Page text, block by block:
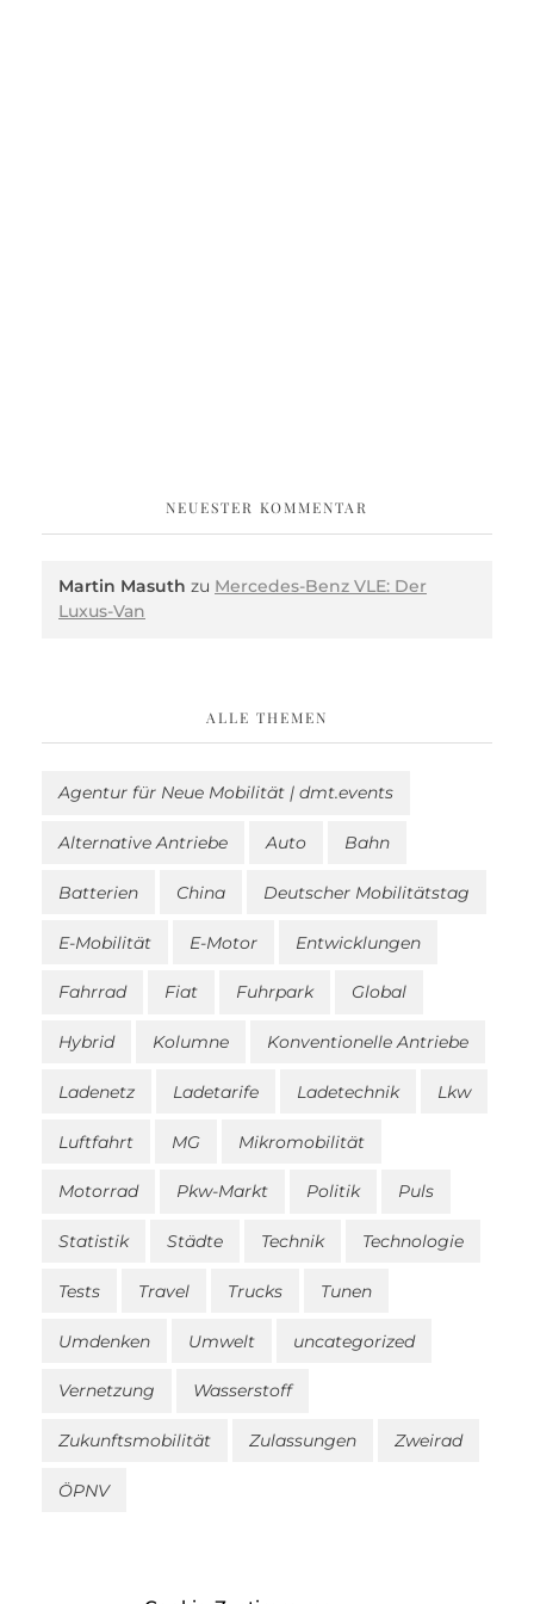
NEUESTER KOMMENTAR
Martin Masuth zu Mercedes-Benz VLE: Der
Luxus-Van
ALLE THEMEN
Agentur für Neue Mobilität | dmt.events
Alternative Antriebe Auto Bahn
Batterien China Deutscher Mobilitätstag
E-Mobilität E-Motor Entwicklungen
Fahrrad Fiat Fuhrpark Global
Hybrid Kolumne Konventionelle Antriebe
Ladenetz Ladetarife Ladetechnik Lkw
Luftfahrt MG Mikromobilität
Motorrad Pkw-Markt Politik Puls
Statistik Städte Technik Technologie
Tests Travel Trucks Tunen
Umdenken Umwelt uncategorized
Vernetzung Wasserstoff
Zukunftsmobilität Zulassungen Zweirad
ÖPNV